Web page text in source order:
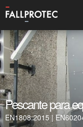
Pescante para
EN1808:2015 |